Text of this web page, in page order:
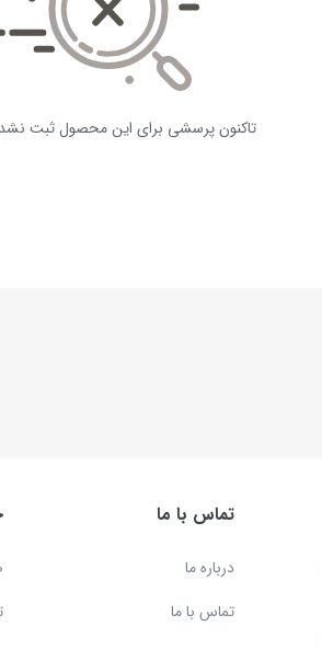
تاکنون پرسشی برای این محصول ثبت
تماس با ما
درباره ما
تماس با ما